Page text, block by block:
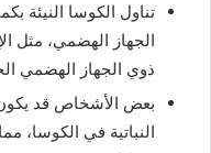
تناول الكوسا النيئة
الجهاز الهضمي، مثل
ذوي الجهاز الهضمي
بعض الأشخاص قد
النباتية في الكوسا،